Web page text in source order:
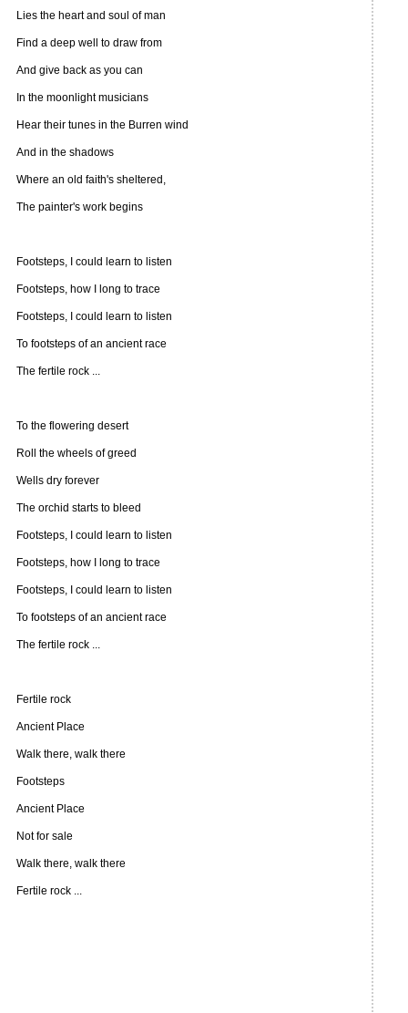
Lies the heart and soul of man
Find a deep well to draw from
And give back as you can
In the moonlight musicians
Hear their tunes in the Burren wind
And in the shadows
Where an old faith's sheltered,
The painter's work begins
Footsteps, I could learn to listen
Footsteps, how I long to trace
Footsteps, I could learn to listen
To footsteps of an ancient race
The fertile rock ...
To the flowering desert
Roll the wheels of greed
Wells dry forever
The orchid starts to bleed
Footsteps, I could learn to listen
Footsteps, how I long to trace
Footsteps, I could learn to listen
To footsteps of an ancient race
The fertile rock ...
Fertile rock
Ancient Place
Walk there, walk there
Footsteps
Ancient Place
Not for sale
Walk there, walk there
Fertile rock ...